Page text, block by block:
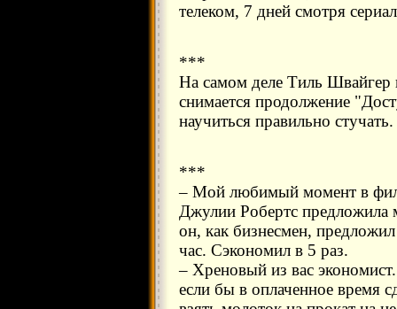
телеком, 7 дней смотря
***
На самом деле Тиль Швайгер
снимается продолжение
научиться правильно стучать.
***
– Мой любимый момент в
Джулии Робертс предложила
он, как бизнесмен,
час. Сэкономил в 5 раз.
– Хреновый из вас
если бы в оплаченное время